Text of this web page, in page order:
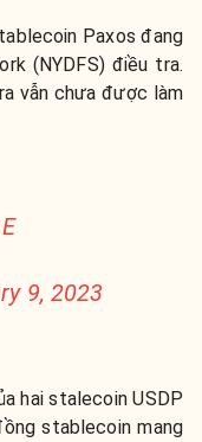
Paxos đang
(NYDFS) điều tra.
vẫn chưa được làm
9, 2023
hai stalecoin USDP
stablecoin mang